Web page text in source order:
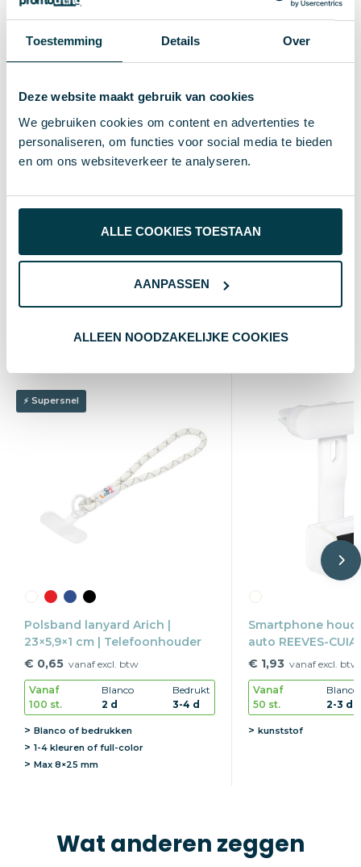
Toestemming Details Over
Deze website maakt gebruik van cookies
We gebruiken cookies om content en advertenties te
personaliseren, om functies voor social media te bieden
en om ons websiteverkeer te analyseren.
ALLE COOKIES TOESTAAN
AANPASSEN
ALLEEN NOODZAKELIJKE COOKIES
Artikelnummer 119733
Gewicht 6 g
Kleur blauw
2.4 cm
Wat anderen bekijken
Supersnel
Polsband lanyard Arich |
23×5,9×1 cm | Telefoonhouder
€ 0,65 vanaf excl. btw
Vanaf
100 st.
Blanco
2 d
Bedrukt
3-4 d
Blanco of bedrukken
1-4 kleuren of full-color
Max 8×25 mm
Smartphone
auto REEVES-
€ 1,93 vanaf excl.
Vanaf
50 st.
Blanco
2-3 d
kunststof
Wat anderen zeggen